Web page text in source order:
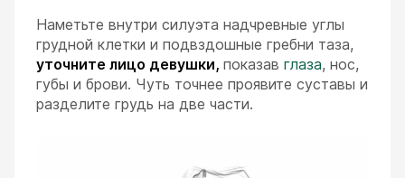
Наметьте внутри силуэта надчревные углы
грудной клетки и подвздошные гребни таза,
уточните лицо девушки, показав глаза, нос,
губы и брови. Чуть точнее проявите суставы и
разделите грудь на две части.